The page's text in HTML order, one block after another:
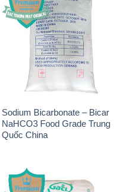
Sodium Bicarbonate – Bicar
NaHCO3 Food Grade Trung
Quốc China